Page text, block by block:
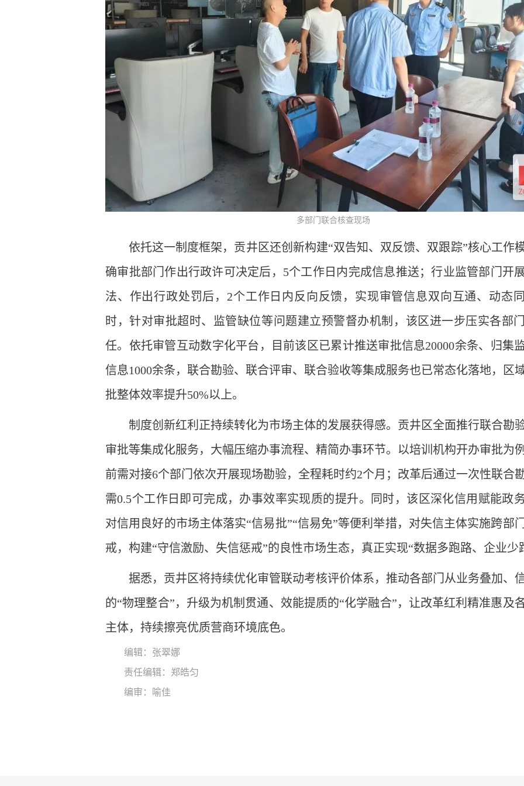
多部门联合核查现场
依托这一制度框架，贡井区还创新构建“双告知、双反馈、双跟踪”核心工作
确审批部门作出行政许可决定后，5个工作日内完成信息推送；行业监管部门开
法、作出行政处罚后，2个工作日内反向反馈，实现审管信息双向互通、动态
时，针对审批超时、监管缺位等问题建立预警督办机制，该区进一步压实各部
任。依托审管互动数字化平台，目前该区已累计推送审批信息20000余条、归集
信息1000余条，联合勘验、联合评审、联合验收等集成服务也已常态化落地，区
批整体效率提升50%以上。
制度创新红利正持续转化为市场主体的发展获得感。贡井区全面推行联合勘
审批等集成化服务，大幅压缩办事流程、精简办事环节。以培训机构开办审批为
前需对接6个部门依次开展现场勘验，全程耗时约2个月；改革后通过一次性联合
需0.5个工作日即可完成，办事效率实现质的提升。同时，该区深化信用赋能政
对信用良好的市场主体落实“信易批”“信易免”等便利举措，对失信主体实施跨部
戒，构建“守信激励、失信惩戒”的良性市场生态，真正实现“数据多跑路、企业少
据悉，贡井区将持续优化审管联动考核评价体系，推动各部门从业务叠加、
的“物理整合”，升级为机制贯通、效能提质的“化学融合”，让改革红利精准惠及
主体，持续擦亮优质营商环境底色。
编辑：张翠娜
责任编辑：郑皓匀
编审：喻佳